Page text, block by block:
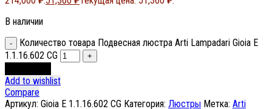
В наличии
Количество товара Подвесная люстра Arti Lampadari Gioia E
1.1.16.602 CG
Add to wishlist
Compare
Артикул: Gioia E 1.1.16.602 CG Категория: Люстры Метка: Arti